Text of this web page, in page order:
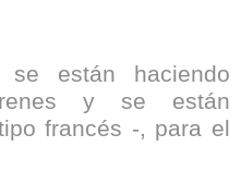
se están haciendo
y se están
francés -, para el